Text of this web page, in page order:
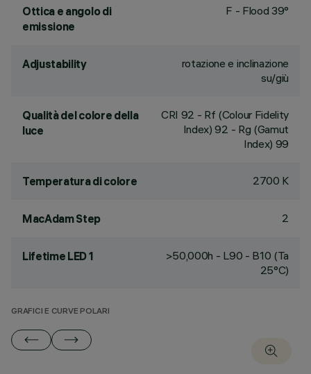
Ottica e angolo di
emissione
F - Flood 39°
Adjustability
rotazione e inclinazione
su/giù
Qualità del colore della
luce
CRI 92 - Rf (Colour Fidelity
Index) 92 - Rg (Gamut
Index) 99
Temperatura di colore 2700 K
MacAdam Step 2
Lifetime LED 1
>50,000h - L90 - B10 (Ta
25°C)
GRAFICI E CURVE POLARI